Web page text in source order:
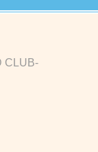
CLUB-